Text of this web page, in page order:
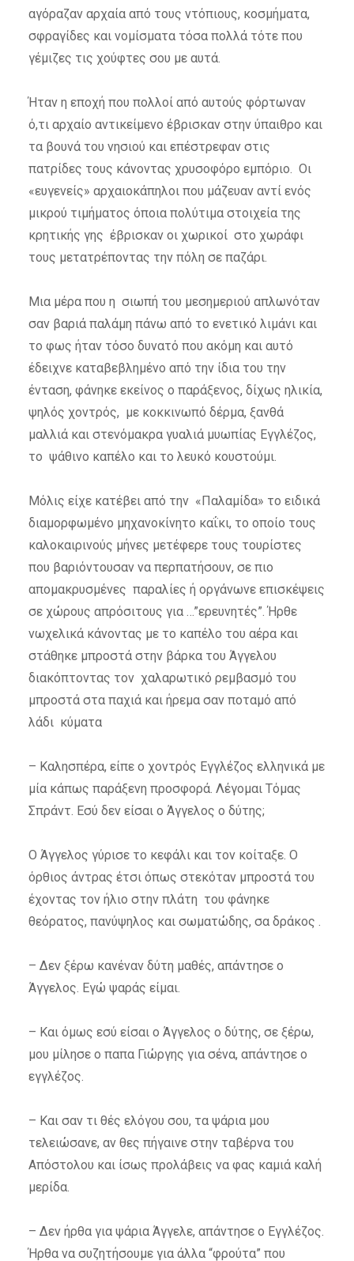
αγόραζαν αρχαία από τους ντόπιους, κοσμήματα,
σφραγίδες και νομίσματα τόσα πολλά τότε που
γέμιζες τις χούφτες σου με αυτά.
Ήταν η εποχή που πολλοί από αυτούς φόρτωναν
ό,τι αρχαίο αντικείμενο έβρισκαν στην ύπαιθρο και
τα βουνά του νησιού και επέστρεφαν στις
πατρίδες τους κάνοντας χρυσοφόρο εμπόριο. Οι
«ευγενείς» αρχαιοκάπηλοι που μάζευαν αντί ενός
μικρού τιμήματος όποια πολύτιμα στοιχεία της
κρητικής γης έβρισκαν οι χωρικοί στο χωράφι
τους μετατρέποντας την πόλη σε παζάρι.
Μια μέρα που η σιωπή του μεσημεριού απλωνόταν
σαν βαριά παλάμη πάνω από το ενετικό λιμάνι και
το φως ήταν τόσο δυνατό που ακόμη και αυτό
έδειχνε καταβεβλημένο από την ίδια του την
ένταση, φάνηκε εκείνος ο παράξενος, δίχως ηλικία,
ψηλός χοντρός, με κοκκινωπό δέρμα, ξανθά
μαλλιά και στενόμακρα γυαλιά μυωπίας Εγγλέζος,
το ψάθινο καπέλο και το λευκό κουστούμι.
Μόλις είχε κατέβει από την «Παλαμίδα» το ειδικά
διαμορφωμένο μηχανοκίνητο καΐκι, το οποίο τους
καλοκαιρινούς μήνες μετέφερε τους τουρίστες
που βαριόντουσαν να περπατήσουν, σε πιο
απομακρυσμένες παραλίες ή οργάνωνε επισκέψεις
σε χώρους απρόσιτους για …”ερευνητές”. Ήρθε
νωχελικά κάνοντας με το καπέλο του αέρα και
στάθηκε μπροστά στην βάρκα του Άγγελου
διακόπτοντας τον χαλαρωτικό ρεμβασμό του
μπροστά στα παχιά και ήρεμα σαν ποταμό από
λάδι κύματα
– Καλησπέρα, είπε ο χοντρός Εγγλέζος ελληνικά με
μία κάπως παράξενη προσφορά. Λέγομαι Τόμας
Σπράντ. Εσύ δεν είσαι ο Άγγελος ο δύτης;
Ο Άγγελος γύρισε το κεφάλι και τον κοίταξε. Ο
όρθιος άντρας έτσι όπως στεκόταν μπροστά του
έχοντας τον ήλιο στην πλάτη του φάνηκε
θεόρατος, πανύψηλος και σωματώδης, σα δράκος .
– Δεν ξέρω κανέναν δύτη μαθές, απάντησε ο
Άγγελος. Εγώ ψαράς είμαι.
– Και όμως εσύ είσαι ο Άγγελος ο δύτης, σε ξέρω,
μου μίλησε ο παπα Γιώργης για σένα, απάντησε ο
εγγλέζος.
– Και σαν τι θές ελόγου σου, τα ψάρια μου
τελειώσανε, αν θες πήγαινε στην ταβέρνα του
Απόστολου και ίσως προλάβεις να φας καμιά καλή
μερίδα.
– Δεν ήρθα για ψάρια Άγγελε, απάντησε ο Εγγλέζος.
Ήρθα να συζητήσουμε για άλλα “φρούτα” που